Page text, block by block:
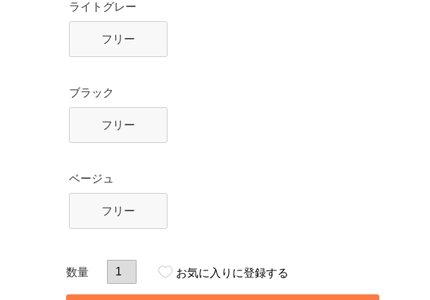
ライトグレー
フリー
ブラック
フリー
ベージュ
フリー
お気に入りに登録する